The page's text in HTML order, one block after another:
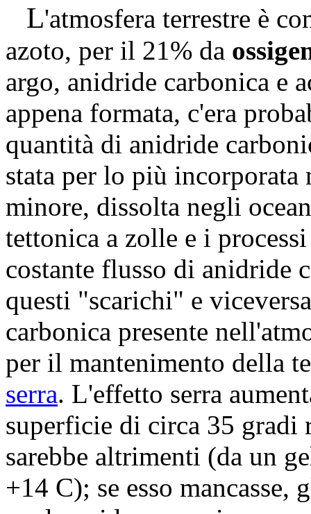
L'atmosfera terrestre è
azoto, per il 21% da
argo, anidride carbonica e
appena formata, c'era
quantità di anidride
stata per lo più incorporata
minore, dissolta negli
tettonica a zolle e i
costante flusso di anidride
questi "scarichi" e
carbonica presente
per il mantenimento della
serra. L'effetto serra
superficie di circa 35 gradi
sarebbe altrimenti (da un
+14 C); se esso